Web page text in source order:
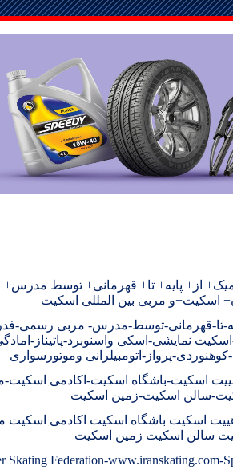
از+ پایه+ تا+ قهرمانی+ توسط
اسکیت+و مربی بین المللی اسکیت
تا-قهرمانی-توسط-مدرس- مربی رسمی-
نمایشی-اسکی واسنوبرد-پاتیناز-
پرواز-اتومبیلرانی وموتورسواری
اسکیت-باشگاه اسکیت-اکادمی
سالن اسکیت-زمین اسکیت
اسکیت باشگاه اسکیت اکادمی اسکیت
سالن اسکیت زمین اسکیت
Skating Federation-www.iranskating.com-